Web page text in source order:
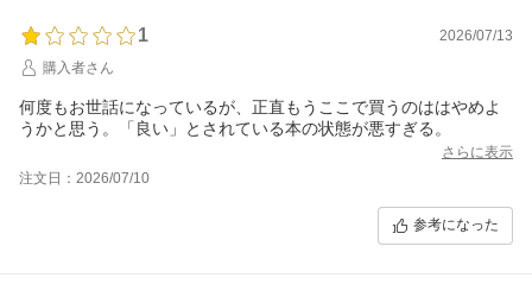
1
2026/07/13
購入者さん
何度もお世話になっているが、正直もうここで買うのははやめよ
うかと思う。「良い」とされている本の状態が悪すぎる。
さらに表示
注文日：2026/07/10
参考になった